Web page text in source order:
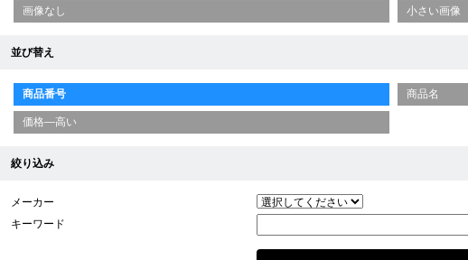
画像なし 小さい画像
並び替え
商品番号 商品名
価格—高い
絞り込み
メーカー
キーワード